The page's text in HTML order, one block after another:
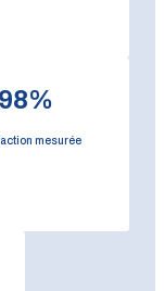
98%
mesurée